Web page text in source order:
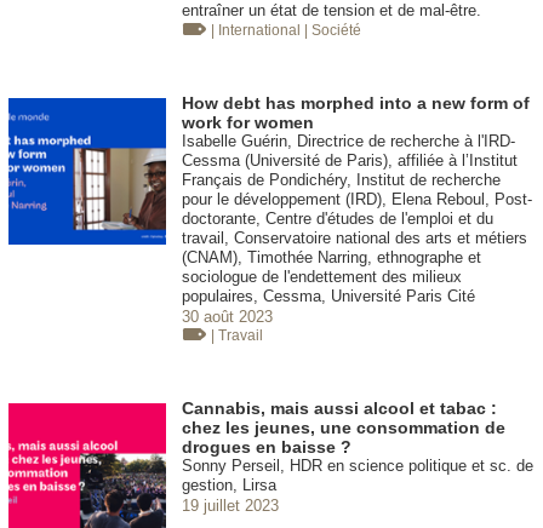
entraîner un état de tension et de mal-être.
| International | Société
How debt has morphed into a new form of
work for women
Isabelle Guérin, Directrice de recherche à l'IRD-
Cessma (Université de Paris), affiliée à l’Institut
Français de Pondichéry, Institut de recherche
pour le développement (IRD), Elena Reboul, Post-
doctorante, Centre d'études de l'emploi et du
travail, Conservatoire national des arts et métiers
(CNAM), Timothée Narring, ethnographe et
sociologue de l'endettement des milieux
populaires, Cessma, Université Paris Cité
30 août 2023
| Travail
Cannabis, mais aussi alcool et tabac :
chez les jeunes, une consommation de
drogues en baisse ?
Sonny Perseil, HDR en science politique et sc. de
gestion, Lirsa
19 juillet 2023